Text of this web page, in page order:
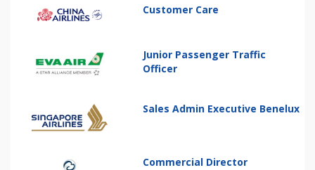
Customer Care
Junior Passenger Traffic
Officer
Sales Admin Executive Benelux
Commercial Director